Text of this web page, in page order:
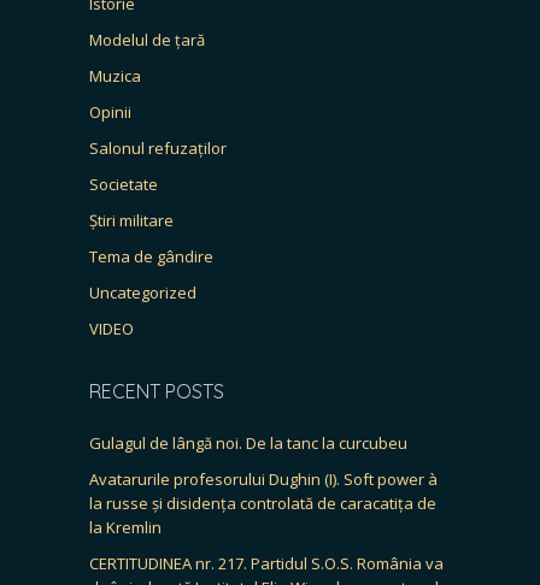
Modelul de țară
Muzica
Opinii
Salonul refuzaților
Societate
Știri militare
Tema de gândire
Uncategorized
VIDEO
RECENT POSTS
Gulagul de lângă noi. De la tanc la curcubeu
Avatarurile profesorului Dughin (I). Soft power à
la russe și disidența controlată de caracatița de
la Kremlin
CERTITUDINEA nr. 217. Partidul S.O.S. România va